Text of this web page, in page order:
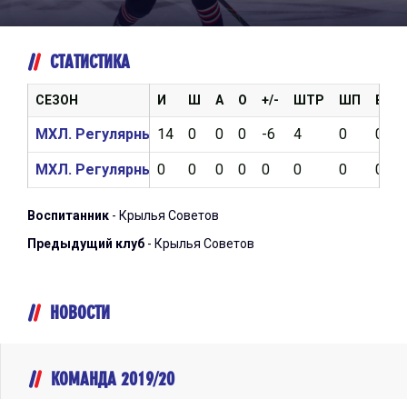
СТАТИСТИКА
И Ш А О +/- ШТР ШП ВБР
14 0 0 0 -6 4 0 0
0 0 0 0 0 0 0 0
СЕЗОН
МХЛ. Регулярный чемпионат 2020/2021
МХЛ. Регулярный чемпионат 2019/2020
Воспитанник - Крылья Советов
Предыдущий клуб - Крылья Советов
НОВОСТИ
КОМАНДА 2019/20